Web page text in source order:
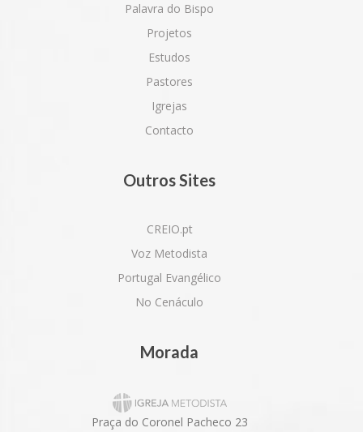
Palavra do Bispo
Projetos
Estudos
Pastores
Igrejas
Contacto
Outros Sites
CREIO.pt
Voz Metodista
Portugal Evangélico
No Cenáculo
Morada
Praça do Coronel Pacheco 23